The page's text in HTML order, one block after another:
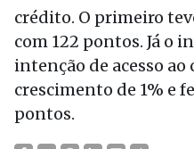
crédito. O primeiro
com 122 pontos. Já o
intenção de acesso
crescimento de 1% e
pontos.